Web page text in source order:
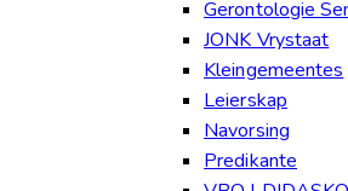
Gerontologie
JONK Vrystaat
Kleingemeentes
Leierskap
Navorsing
Predikante